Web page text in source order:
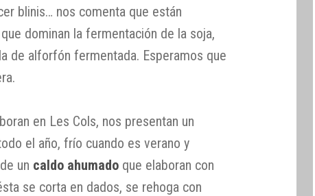
blinis… nos comenta que están
dominan la fermentación de la soja,
de alforfón fermentada. Esperamos que
en Les Cols, nos presentan un
el año, frío cuando es verano y
un caldo ahumado que elaboran con
se corta en dados, se rehoga con